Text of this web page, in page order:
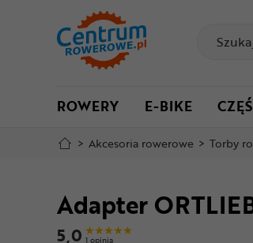
Informacje o produkcie
Do koszyka
Szczegółowe informacje
Mapa strony
ROWERY E-BIKE
> Akcesoria rowerowe > Torby
Adapter
5,0 1 opinia